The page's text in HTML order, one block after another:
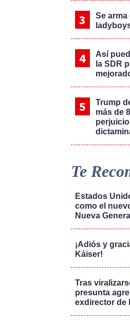
Se
Así
la SDR
Trump
más de
Te
Estados
como el
Nueva
¡Adiós y
Káiser!
Tras
presunta
exdirector de